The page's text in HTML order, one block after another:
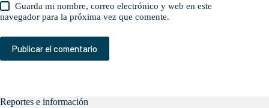
Guarda mi nombre, correo electrónico y web en este
navegador para la próxima vez que comente.
Publicar el comentario
Reportes e información